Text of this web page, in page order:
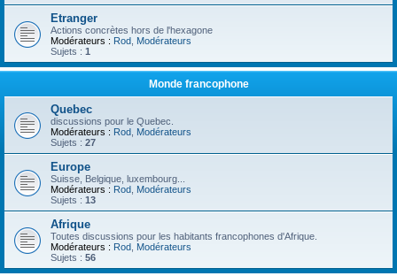
Etranger
Actions concrètes hors de l'hexagone
Modérateurs : Rod Modérateurs
Sujets : 1
Monde francophone
Quebec
discussions pour le Quebec.
Modérateurs : Rod Modérateurs
Sujets : 27
Europe
Suisse, Belgique, luxembourg...
Modérateurs : Rod Modérateurs
Sujets : 13
Afrique
Toutes discussions pour les habitants francophones d'Afrique.
Modérateurs : Rod Modérateurs
Sujets : 56